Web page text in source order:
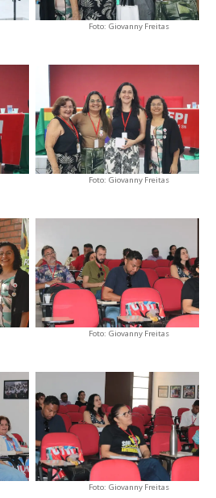
Foto: Giovanny Freitas
Foto: Giovanny Freitas
Foto: Giovanny Freitas
Foto: Giovanny Freitas